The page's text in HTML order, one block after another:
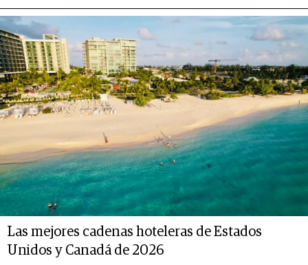
Las mejores cadenas hoteleras de Estados
Unidos y Canadá de 2026